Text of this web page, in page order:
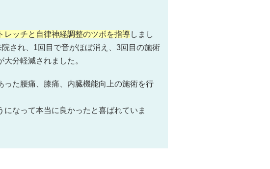
レッチと自律神経調整のツボを指導しまし
され、1回目で音がほぼ消え、3回目の施術
分軽減されました。
た腰痛、膝痛、内臓機能向上の施術を行
なって本当に良かったと喜ばれていま